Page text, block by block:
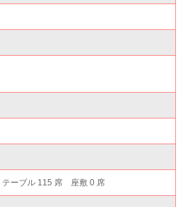
ーブル 115 席 座敷 0 席